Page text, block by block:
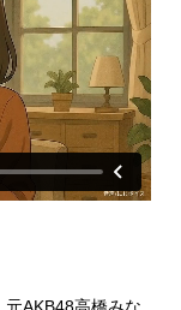
AKB48高橋みな